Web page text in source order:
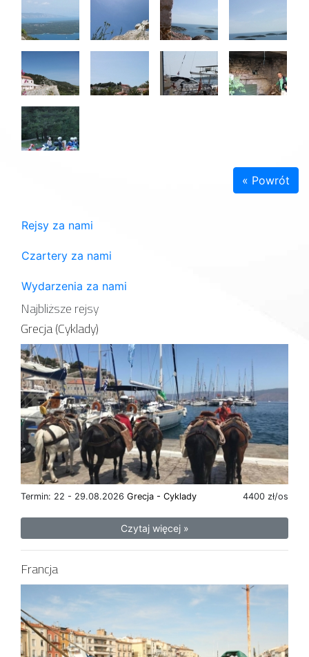
« Powrót
Rejsy za nami
Czartery za nami
Wydarzenia za nami
Najbliższe rejsy
Grecja (Cyklady)
Termin: 22 - 29.08.2026 4400 zł/os
Grecja - Cyklady
Czytaj więcej »
Francja